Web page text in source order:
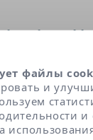
файлы
и
и